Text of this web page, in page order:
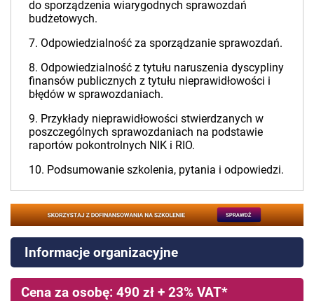
do sporządzenia wiarygodnych sprawozdań
budżetowych.
7. Odpowiedzialność za sporządzanie sprawozdań.
8. Odpowiedzialność z tytułu naruszenia dyscypliny
finansów publicznych z tytułu nieprawidłowości i
błędów w sprawozdaniach.
9. Przykłady nieprawidłowości stwierdzanych w
poszczególnych sprawozdaniach na podstawie
raportów pokontrolnych NIK i RIO.
10. Podsumowanie szkolenia, pytania i odpowiedzi.
Informacje organizacyjne
Cena za osobę: 490 zł + 23% VAT*